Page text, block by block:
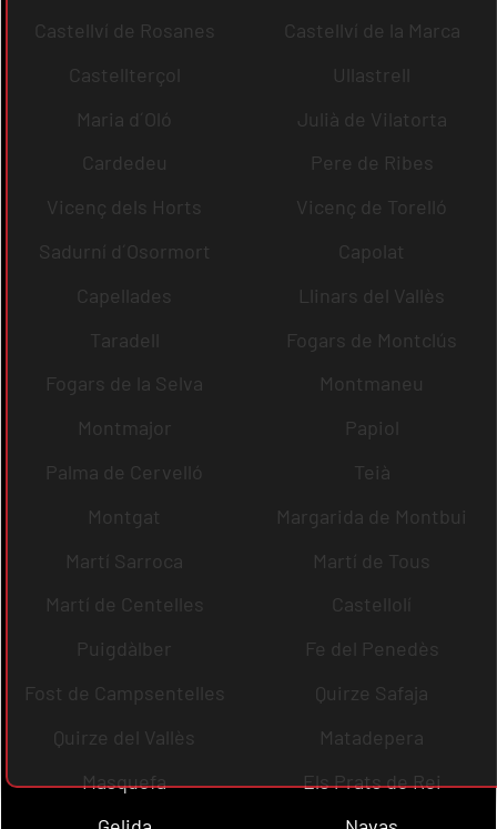
Castellví de Rosanes
Castellví de la Marca
Castellterçol
Ullastrell
Maria d´Oló
Julià de Vilatorta
Cardedeu
Pere de Ribes
Vicenç dels Horts
Vicenç de Torelló
Sadurní d´Osormort
Capolat
Capellades
Llinars del Vallès
Taradell
Fogars de Montclús
Fogars de la Selva
Montmaneu
Montmajor
Papiol
Palma de Cervelló
Teià
Montgat
Margarida de Montbui
Martí Sarroca
Martí de Tous
Martí de Centelles
Castellolí
Puigdàlber
Fe del Penedès
Fost de Campsentelles
Quirze Safaja
Quirze del Vallès
Matadepera
Masquefa
Els Prats de Rei